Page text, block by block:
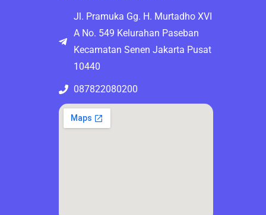
Jl. Pramuka Gg. H. Murtadho XVI
A No. 549 Kelurahan Paseban
Kecamatan Senen Jakarta Pusat
10440
087822080200